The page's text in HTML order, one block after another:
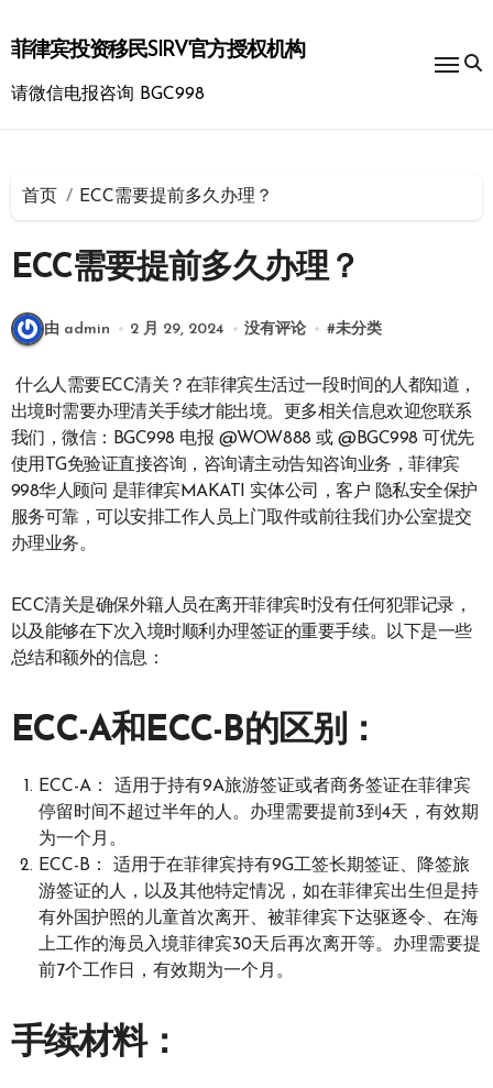
到
内
菲律宾投资移民SIRV官方授权机构
请微信电报咨询 BGC998
首页 ECC需要提前多久办理？
ECC需要提前多久办理？
由 admin 2 月 29, 2024 没有评论 #未分类
什么人需要ECC清关？在菲律宾生活过一段时间的人都知道，
出境时需要办理清关手续才能出境。更多相关信息欢迎您联系
我们，微信：BGC998 电报 @WOW888 或 @BGC998 可优先
使用TG免验证直接咨询，咨询请主动告知咨询业务，菲律宾
998华人顾问 是菲律宾MAKATI 实体公司，客户 隐私安全保护
服务可靠，可以安排工作人员上门取件或前往我们办公室提交
办理业务。
ECC清关是确保外籍人员在离开菲律宾时没有任何犯罪记录，
以及能够在下次入境时顺利办理签证的重要手续。以下是一些
总结和额外的信息：
ECC-A和ECC-B的区别：
ECC-A： 适用于持有9A旅游签证或者商务签证在菲律宾
停留时间不超过半年的人。办理需要提前3到4天，有效期
为一个月。
ECC-B： 适用于在菲律宾持有9G工签长期签证、降签旅
游签证的人，以及其他特定情况，如在菲律宾出生但是持
有外国护照的儿童首次离开、被菲律宾下达驱逐令、在海
上工作的海员入境菲律宾30天后再次离开等。办理需要提
前7个工作日，有效期为一个月。
手续材料：